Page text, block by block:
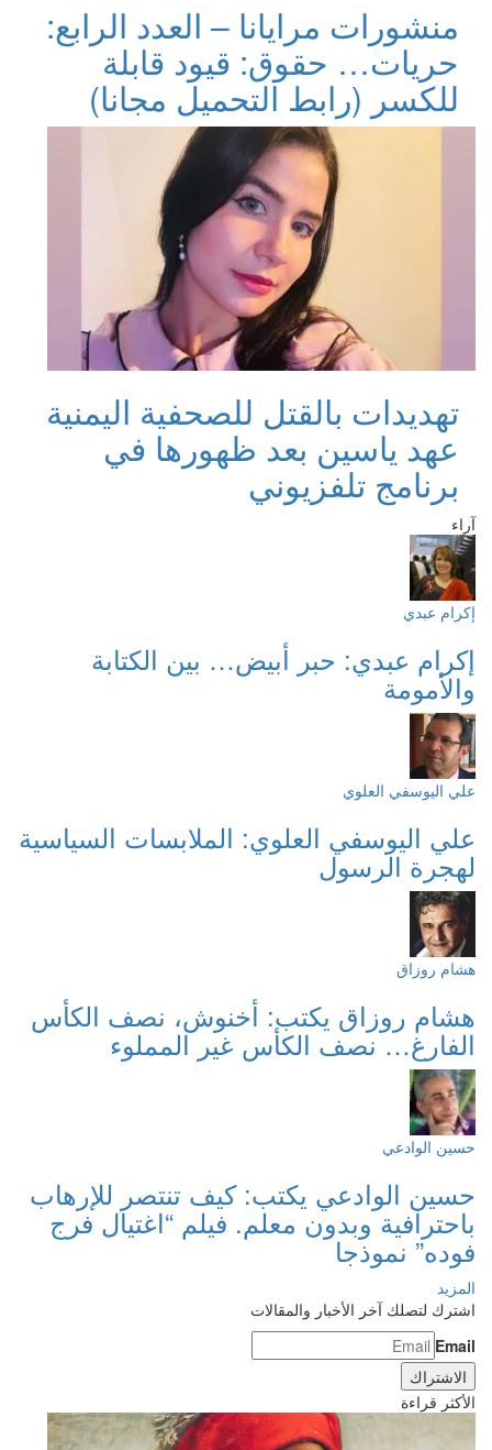
منشورات مرايانا – العدد الرابع:
حريات… حقوق: قيود قابلة
للكسر (رابط التحميل مجانا)
تهديدات بالقتل للصحفية اليمنية
عهد ياسين بعد ظهورها في
برنامج تلفزيوني
آراء
إكرام عبدي
إكرام عبدي: حبر أبيض… بين الكتابة
والأمومة
علي اليوسفي العلوي
علي اليوسفي العلوي: الملابسات السياسية
لهجرة الرسول
هشام روزاق
هشام روزاق يكتب: أخنوش، نصف الكأس
الفارغ… نصف الكأس غير المملوء
حسين الوادعي
حسين الوادعي يكتب: كيف تنتصر للإرهاب
باحترافية وبدون معلم. فيلم “اغتيال فرج
فوده” نموذجا
المزيد
اشترك لتصلك آخر الأخبار والمقالات
Email
الأكثر قراءة